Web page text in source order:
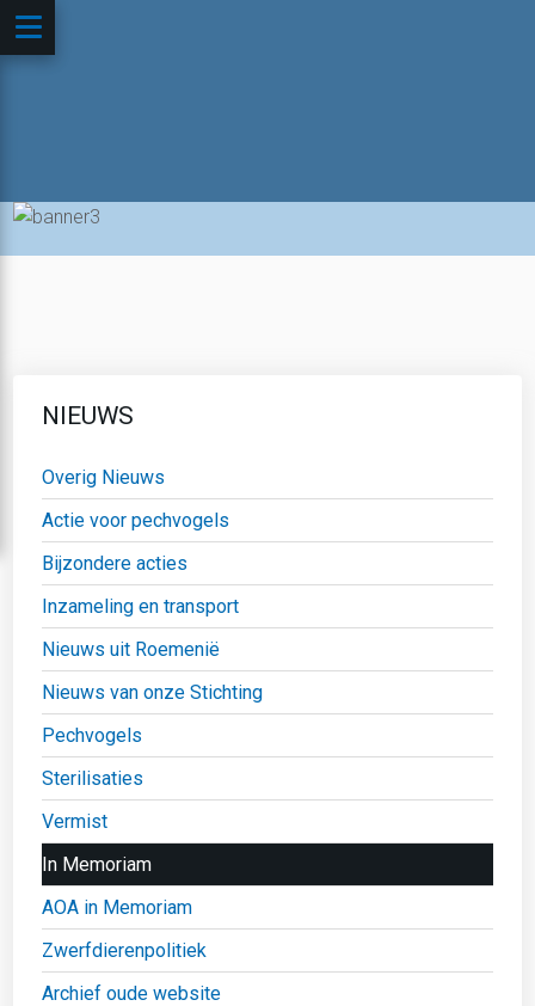
NIEUWS
Overig Nieuws
Actie voor pechvogels
Bijzondere acties
Inzameling en transport
Nieuws uit Roemenië
Nieuws van onze Stichting
Pechvogels
Sterilisaties
Vermist
In Memoriam
AOA in Memoriam
Zwerfdierenpolitiek
Archief oude website